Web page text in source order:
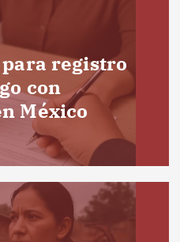
registro
con
México